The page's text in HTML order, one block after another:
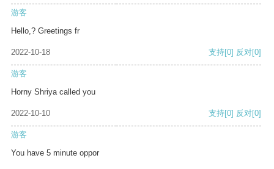
游客
Hello,? Greetings fr
2022-10-18 支持[0] 反对[0]
游客
Horny Shriya called you
2022-10-10 支持[0] 反对[0]
游客
You have 5 minute oppor